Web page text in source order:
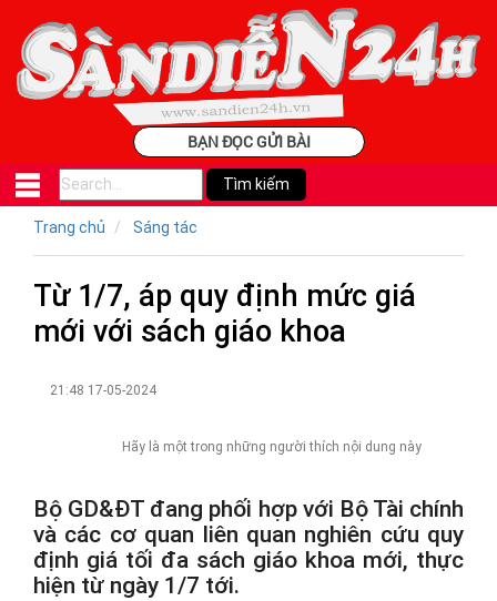
BẠN ĐỌC GỬI BÀI
Trang chủ Sáng tác
Từ 1/7, áp quy định mức giá
mới với sách giáo khoa
21:48 17-05-2024
Hãy là một trong những người thích nội dung này
Bộ GD&ĐT đang phối hợp với Bộ Tài chính
và các cơ quan liên quan nghiên cứu quy
định giá tối đa sách giáo khoa mới, thực
hiện từ ngày 1/7 tới.